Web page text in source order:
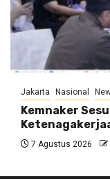
Jakarta Nasional
Kemnaker
7 Agustus 2026